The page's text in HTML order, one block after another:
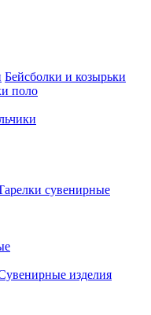
Бейсболки и козырьки
поло
сувенирные
изделия